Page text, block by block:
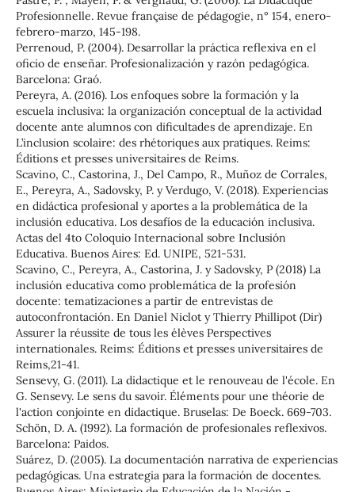
Profesionnelle. Revue française de pédagogie, n° 154, enero-
febrero-marzo, 145-198.
Perrenoud, P. (2004). Desarrollar la práctica reflexiva en el
oficio de enseñar. Profesionalización y razón pedagógica.
Barcelona: Graó.
Pereyra, A. (2016). Los enfoques sobre la formación y la
escuela inclusiva: la organización conceptual de la actividad
docente ante alumnos con dificultades de aprendizaje. En
L’inclusion scolaire: des rhétoriques aux pratiques. Reims:
Éditions et presses universitaires de Reims.
Scavino, C., Castorina, J., Del Campo, R., Muñoz de Corrales,
E., Pereyra, A., Sadovsky, P. y Verdugo, V. (2018). Experiencias
en didáctica profesional y aportes a la problemática de la
inclusión educativa. Los desafíos de la educación inclusiva.
Actas del 4to Coloquio Internacional sobre Inclusión
Educativa. Buenos Aires: Ed. UNIPE, 521-531.
Scavino, C., Pereyra, A., Castorina, J. y Sadovsky, P (2018) La
inclusión educativa como problemática de la profesión
docente: tematizaciones a partir de entrevistas de
autoconfrontación. En Daniel Niclot y Thierry Phillipot (Dir)
Assurer la réussite de tous les élèves Perspectives
internationales. Reims: Éditions et presses universitaires de
Reims,21-41.
Sensevy, G. (2011). La didactique et le renouveau de l'école. En
G. Sensevy. Le sens du savoir. Éléments pour une théorie de
l'action conjointe en didactique. Bruselas: De Boeck. 669-703.
Schön, D. A. (1992). La formación de profesionales reflexivos.
Barcelona: Paidos.
Suárez, D. (2005). La documentación narrativa de experiencias
pedagógicas. Una estrategia para la formación de docentes.